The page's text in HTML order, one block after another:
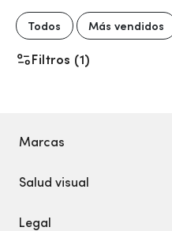
Todos Más vendidos
Filtros (1)
Marcas
Salud visual
Legal